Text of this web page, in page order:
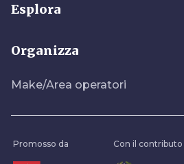
Esplora
Organizza
Make/Area operatori
Promosso da Con il contributo